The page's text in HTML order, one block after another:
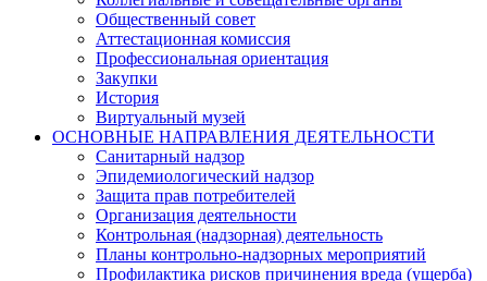
Общественный совет
Аттестационная комиссия
Профессиональная ориентация
Закупки
История
Виртуальный музей
ОСНОВНЫЕ НАПРАВЛЕНИЯ ДЕЯТЕЛЬНОСТИ
Санитарный надзор
Эпидемиологический надзор
Защита прав потребителей
Организация деятельности
Контрольная (надзорная) деятельность
Планы контрольно-надзорных мероприятий
Профилактика рисков причинения вреда (ущерба)